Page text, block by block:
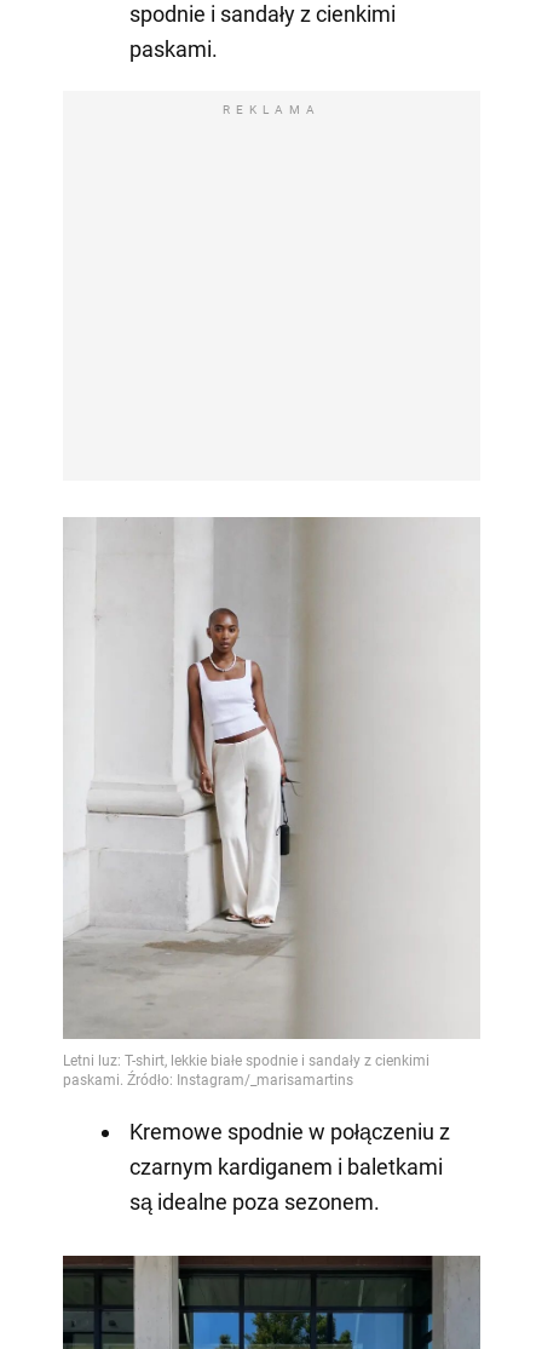
spodnie i sandały z cienkimi
paskami.
REKLAMA
Kremowe spodnie w połączeniu z
czarnym kardiganem i baletkami
są idealne poza sezonem.